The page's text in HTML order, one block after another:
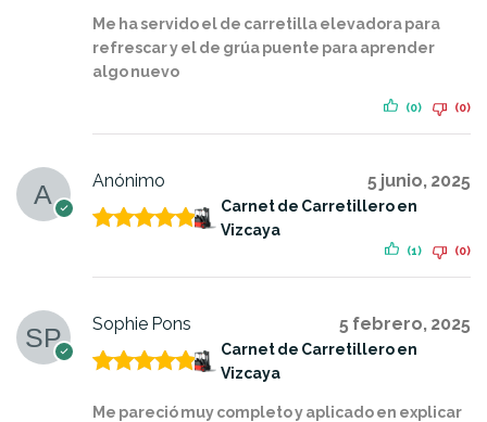
do con
5de 5
Me ha servido el de carretilla elevadora para
refrescar y el de grúa puente para aprender
algo nuevo
(0) (0)
Anónimo 5 junio, 2025
Carnet de Carretillero en
Vizcaya
(1) (0)
Sophie Pons 5 febrero, 2025
con5de 5
Carnet de Carretillero en
Vizcaya
Me pareció muy completo y aplicado en explicar